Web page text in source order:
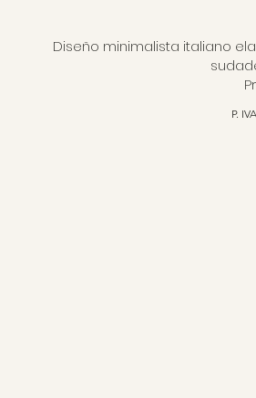
Diseño minimalista italiano
P.